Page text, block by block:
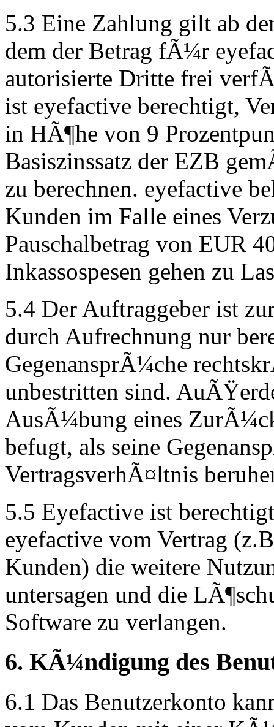
5.3 Eine Zahlung gilt ab
dem der Betrag fÃ¼r
autorisierte Dritte frei
ist eyefactive berechtigt,
in HÃ¶he von 9
Basiszinssatz der EZB
zu berechnen. eyefactive
Kunden im Falle eines
Pauschalbetrag von EUR
Inkassospesen gehen zu
5.4 Der Auftraggeber ist
durch Aufrechnung nur
GegenansprÃ¼che
unbestritten sind.
AusÃ¼bung eines
befugt, als seine
VertragsverhÃ¤ltnis
5.5 Eyefactive ist
eyefactive vom Vertrag
Kunden) die weitere
untersagen und die
Software zu verlangen.
6. KÃ¼ndigung des
6.1 Das Benutzerkonto